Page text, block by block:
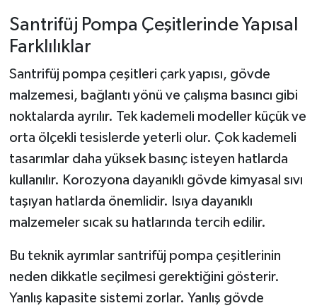
Santrifüj Pompa Çeşitlerinde Yapısal
Farklılıklar
Santrifüj pompa çeşitleri çark yapısı, gövde
malzemesi, bağlantı yönü ve çalışma basıncı gibi
noktalarda ayrılır. Tek kademeli modeller küçük ve
orta ölçekli tesislerde yeterli olur. Çok kademeli
tasarımlar daha yüksek basınç isteyen hatlarda
kullanılır. Korozyona dayanıklı gövde kimyasal sıvı
taşıyan hatlarda önemlidir. Isıya dayanıklı
malzemeler sıcak su hatlarında tercih edilir.
Bu teknik ayrımlar santrifüj pompa çeşitlerinin
neden dikkatle seçilmesi gerektiğini gösterir.
Yanlış kapasite sistemi zorlar. Yanlış gövde